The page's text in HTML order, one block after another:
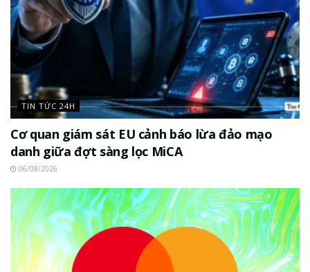
TIN TỨC 24H
Cơ quan giám sát EU cảnh báo lừa đảo mạo
danh giữa đợt sàng lọc MiCA
06/08/2026